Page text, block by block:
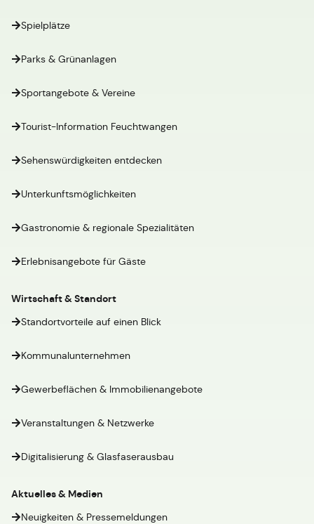
Spielplätze
Parks & Grünanlagen
Sportangebote & Vereine
Tourist-Information Feuchtwangen
Sehenswürdigkeiten entdecken
Unterkunftsmöglichkeiten
Gastronomie & regionale Spezialitäten
Erlebnisangebote für Gäste
Wirtschaft & Standort
Standortvorteile auf einen Blick
Kommunalunternehmen
Gewerbeflächen & Immobilienangebote
Veranstaltungen & Netzwerke
Digitalisierung & Glasfaserausbau
Aktuelles & Medien
Neuigkeiten & Pressemeldungen